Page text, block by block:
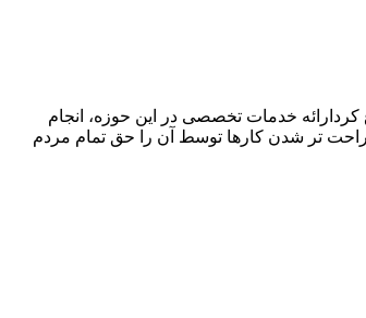
سیستمهای مخابراتی شروع کردارائه خدمات تخصصی در این حوزه، انجام
راحت تر شدن کارها توسط آن را حق تمام مردم